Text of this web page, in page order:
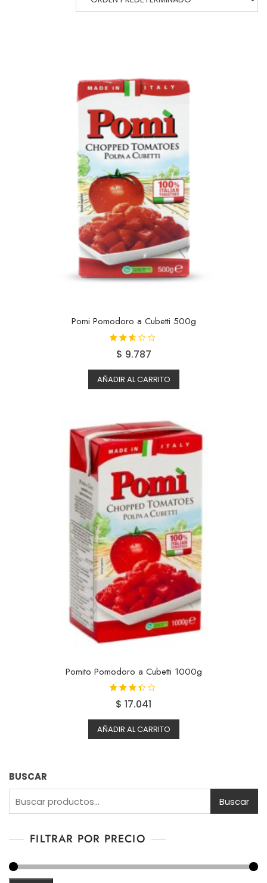
Pomi Pomodoro a Cubetti 500g
Valora
do con
de 5
$ 9.787
AÑADIR AL CARRITO
Pomito Pomodoro a Cubetti 1000g
Valorado
con
de 5
$ 17.041
AÑADIR AL CARRITO
BUSCAR
Buscar
FILTRAR POR PRECIO